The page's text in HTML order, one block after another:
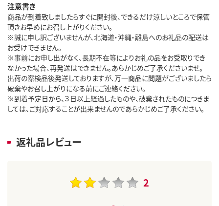
注意書き
商品が到着致しましたらすぐに開封後、できるだけ涼しいところで保管
頂きお早めにお召し上がりください。
※誠に申し訳ございませんが、北海道・沖縄・離島へのお礼品の配送は
お受けできません。
※事前にお申し出がなく、長期不在等によりお礼の品をお受取りでき
なかった場合、再発送はできません。あらかじめご了承くださいませ。
出荷の際検品後発送しておりますが、万一商品に問題がございましたら
破棄やお召し上がりになる前にご連絡ください。
※到着予定日から、３日以上経過したものや、破棄されたものにつきま
しては、ご対応することが出来ませんのであらかじめご了承ください。
返礼品レビュー
2